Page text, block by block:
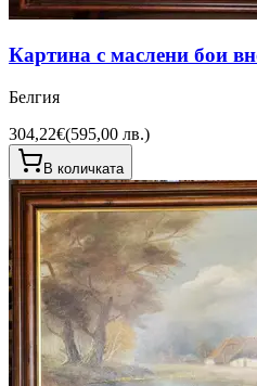
Картина с маслени бои
Белгия
304,22€(595,00 лв.)
В количката